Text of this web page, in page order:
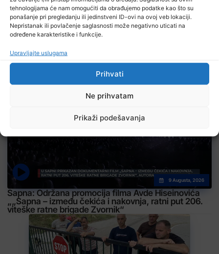
tehnologijama će nam omogućiti da obrađujemo podatke kao što su
ponašanje pri pregledanju ili jedinstveni ID-ovi na ovoj veb lokaciji.
Nepristanak ili povlačenje saglasnosti može negativno uticati na
određene karakteristike i funkcije.
Upravljajte uslugama
Prihvati
Ne prihvatam
Prikaži podešavanja
Izdvojeno
9 Augusta, 2026
Sapna: Održana promocija filma Avde Hiseinovića
„„Sapna – između čekića i nakovnja, ratni put 206.
viteške ratne brigade Zvornik“